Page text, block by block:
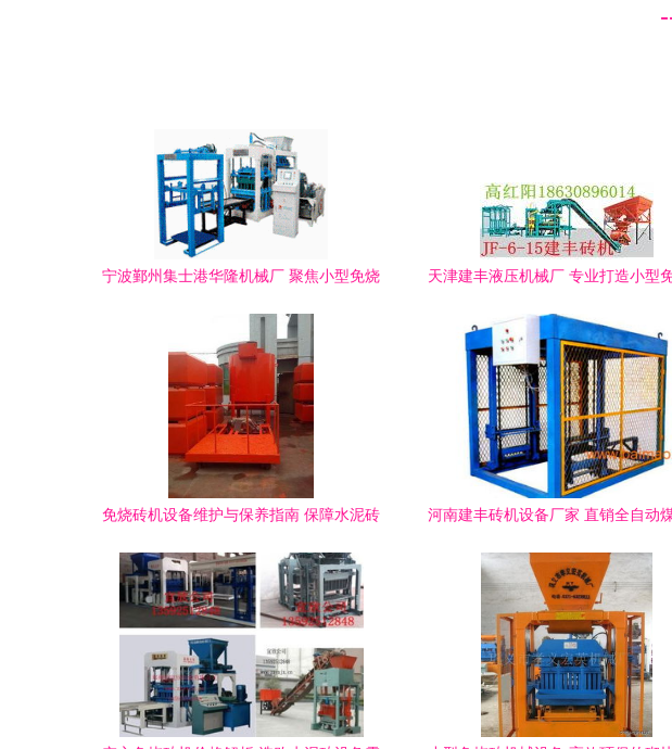
宁波鄞州集士港华隆机械厂 聚焦小型免烧
南
天津建丰液压机械厂 专业打造小型
免烧砖机设备维护与保养指南 保障水泥砖
河南建丰砖机设备厂家 直销全自动